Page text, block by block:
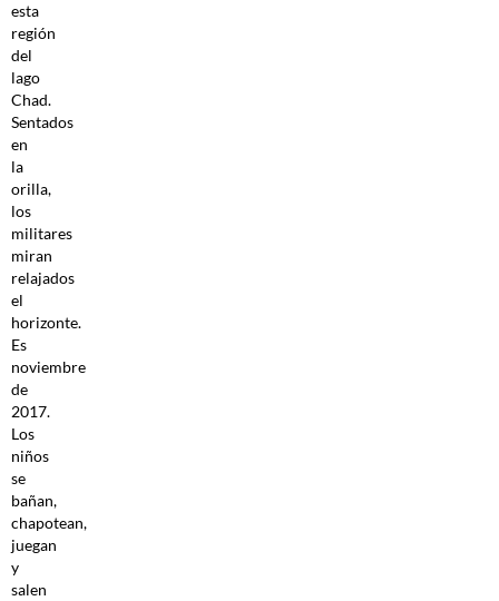
esta
región
del
lago
Chad.
Sentados
en
la
orilla,
los
militares
miran
relajados
el
horizonte.
Es
noviembre
de
2017.
Los
niños
se
bañan,
chapotean,
juegan
y
salen